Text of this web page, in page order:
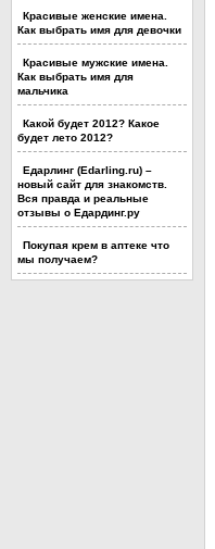
Красивые женские имена.
Как выбрать имя для девочки
Красивые мужские имена.
Как выбрать имя для
мальчика
Какой будет 2012? Какое
будет лето 2012?
Едарлинг (Edarling.ru) –
новый сайт для знакомств.
Вся правда и реальные
отзывы о Едардинг.ру
Покупая крем в аптеке что
мы получаем?